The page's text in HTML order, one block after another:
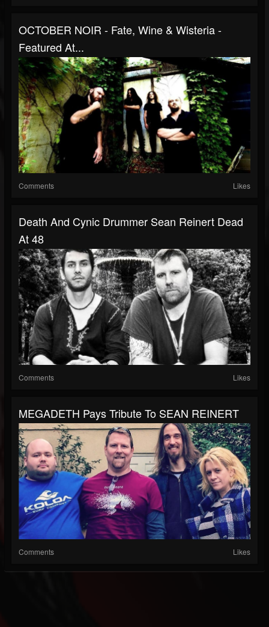
OCTOBER NOIR - Fate, Wine & Wisteria -
Featured At...
Comments Likes
Death And Cynic Drummer Sean Reinert Dead
At 48
Comments Likes
MEGADETH Pays Tribute To SEAN REINERT
Comments Likes